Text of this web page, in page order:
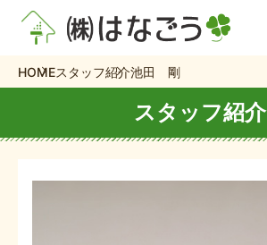
HOMEスタッフ紹介池田 剛
スタッフ紹介